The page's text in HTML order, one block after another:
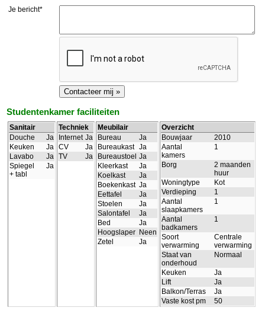
Je bericht*
Studentenkamer faciliteiten
Sanitair
Douche
Ja
Keuken
Ja
Lavabo
Ja
Spiegel
+ tabl
Ja
Techniek
Internet Ja
CV
Ja
TV
Ja
Meubilair
Bureau
Ja
Bureaukast Ja
Bureaustoel Ja
Kleerkast
Ja
Koelkast
Ja
Boekenkast Ja
Eettafel
Ja
Stoelen
Ja
Salontafel
Ja
Bed
Ja
Hoogslaper Neen
Zetel
Ja
Overzicht
Bouwjaar
2010
Aantal
kamers
1
Borg
2 maanden
huur
Woningtype
Kot
Verdieping
1
Aantal
slaapkamers
1
Aantal
badkamers
1
Soort
verwarming
Centrale
verwarming
Staat van
onderhoud
Normaal
Keuken
Ja
Lift
Ja
Balkon/Terras
Ja
Vaste kost pm
50